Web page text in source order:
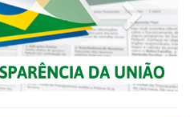
Next